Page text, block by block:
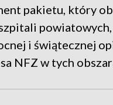
pakietu, który
i świątecznej
NFZ w tych